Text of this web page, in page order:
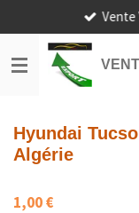
au
contenu
principal
Vente
Hyundai
Algérie
1,00 €